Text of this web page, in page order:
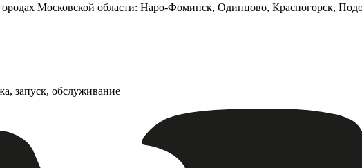
Московской области: Наро-Фоминск, Одинцово, Красногорск,
запуск, обслуживание